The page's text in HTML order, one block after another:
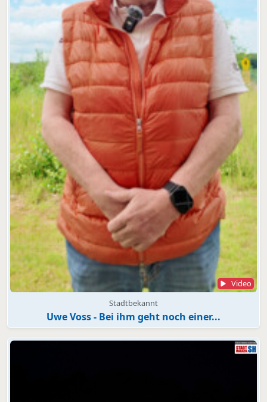
Video
Stadtbekannt
Uwe Voss - Bei ihm geht noch einer...